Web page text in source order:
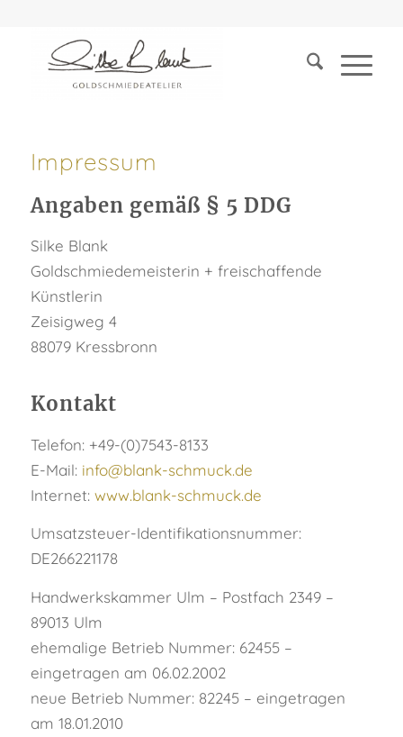
Impressum
Angaben gemäß § 5 DDG
Silke Blank
Goldschmiedemeisterin + freischaffende
Künstlerin
Zeisigweg 4
88079 Kressbronn
Kontakt
Telefon: +49-(0)7543-8133
E-Mail: info@blank-schmuck.de
Internet: www.blank-schmuck.de
Umsatzsteuer-Identifikationsnummer:
DE266221178
Handwerkskammer Ulm – Postfach 2349 –
89013 Ulm
ehemalige Betrieb Nummer: 62455 –
eingetragen am 06.02.2002
neue Betrieb Nummer: 82245 – eingetragen
am 18.01.2010